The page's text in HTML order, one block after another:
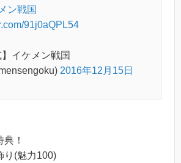
ン戦国
91j0aQPL54
イケメン戦国
2016年12月15日
！
(魅力100)